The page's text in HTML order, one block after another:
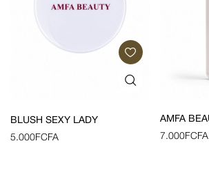
BLUSH SEXY LADY
5.000FCFA
AMFA
7.000FCFA